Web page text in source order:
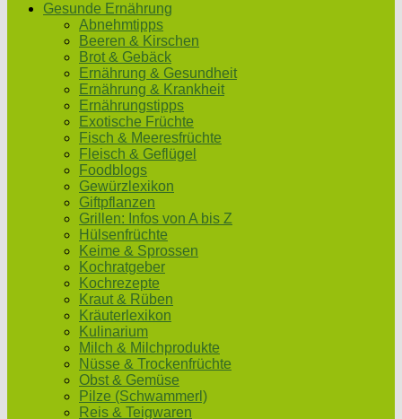
Gesunde Ernährung
Abnehmtipps
Beeren & Kirschen
Brot & Gebäck
Ernährung & Gesundheit
Ernährung & Krankheit
Ernährungstipps
Exotische Früchte
Fisch & Meeresfrüchte
Fleisch & Geflügel
Foodblogs
Gewürzlexikon
Giftpflanzen
Grillen: Infos von A bis Z
Hülsenfrüchte
Keime & Sprossen
Kochratgeber
Kochrezepte
Kraut & Rüben
Kräuterlexikon
Kulinarium
Milch & Milchprodukte
Nüsse & Trockenfrüchte
Obst & Gemüse
Pilze (Schwammerl)
Reis & Teigwaren